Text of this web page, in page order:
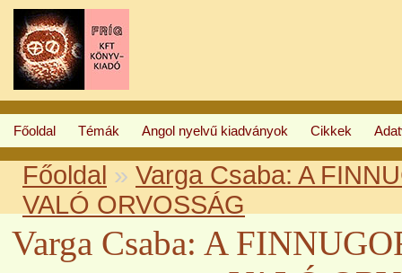
Főoldal Témák Angol nyelvű kiadványok Cikkek
Főoldal » Varga Csaba: A
VALÓ ORVOSSÁG
Varga Csaba: A